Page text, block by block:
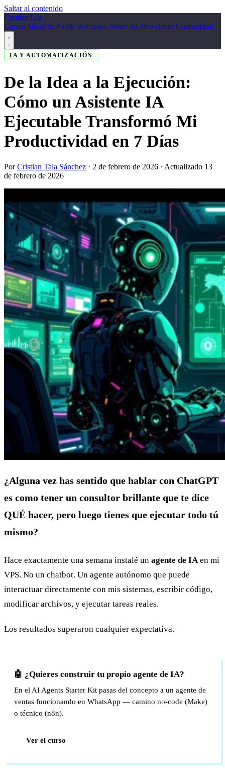
Saltar al contenido
CristianTala
Cursos Build in Public Recursos Sobre míNewsletterComunidad
IA Y AUTOMATIZACIÓN
De la Idea a la Ejecución:
Cómo un Asistente IA
Ejecutable Transformó Mi
Productividad en 7 Días
PorCristian Tala Sánchez · 2 de febrero de 2026 · Actualizado 13
de febrero de 2026
¿Alguna vez has sentido que hablar con ChatGPT
es como tener un consultor brillante que te dice
QUÉ hacer, pero luego tienes que ejecutar todo tú
mismo?
Hace exactamente una semana instalé un agente de IAen mi
VPS. No un chatbot. Un agente autónomo que puede
interactuar directamente con mis sistemas, escribir código,
modificar archivos, y ejecutar tareas reales.
Los resultados superaron cualquier expectativa.
🤖 ¿Quieres construir tu propio agente de IA?
En el AI Agents Starter Kit pasas del concepto a un agente de
ventas funcionando en WhatsApp — camino no-code (Make)
o técnico (n8n).
Ver el curso